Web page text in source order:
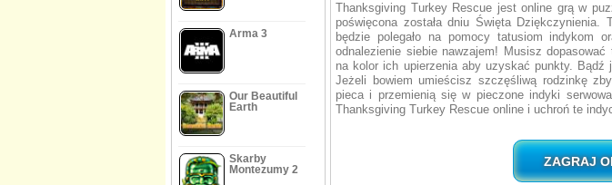
Arma 3
Our Beautiful
Earth
Skarby
Montezumy 2
Thanksgiving Turkey Rescue jest online grą w
poświęcona została dniu Święta Dziękczynienia.
będzie polegało na pomocy tatusiom indykom
odnalezienie siebie nawzajem! Musisz
na kolor ich upierzenia aby uzyskać punkty. Bądź
Jeżeli bowiem umieścisz szczęśliwą rodzinkę
pieca i przemienią się w pieczone indyki
Thanksgiving Turkey Rescue online i uchroń te
ZAGRAJ